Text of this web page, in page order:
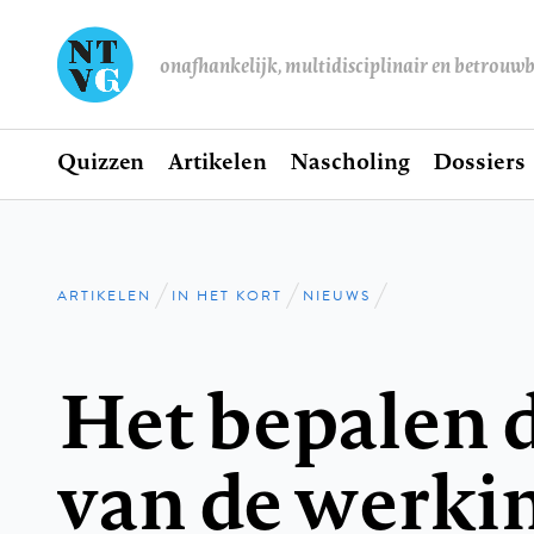
onafhankelijk, multidisciplinair en
Hoofdnavigatie
Home
Quizzen Artikelen Nascholing Dossiers
Kruimelpad
ARTIKELEN IN HET KORT NIEUWS
Het bepalen
van de